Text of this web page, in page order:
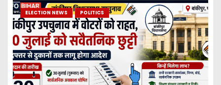
ELECTION NEWS POLITICS